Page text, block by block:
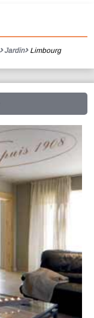
Jardin Limbourg